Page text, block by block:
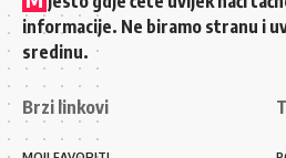
informacije. Ne biramo stranu i
sredinu.
Brzi linkovi